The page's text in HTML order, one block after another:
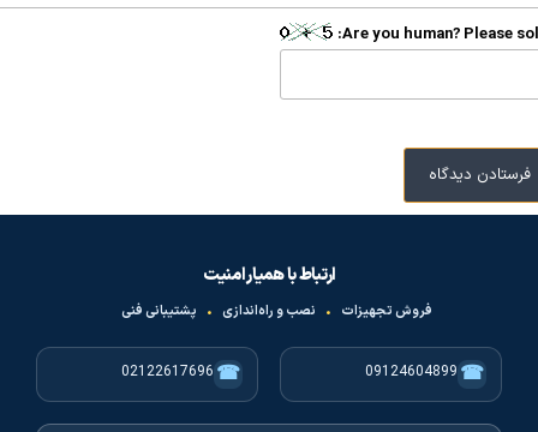
Are you human? Please
ارتباط با همیار امنیت
فروش تجهیزات • نصب و راه‌اندازی • پشتیبانی فنی
☎
09124604899
☎
02122617696